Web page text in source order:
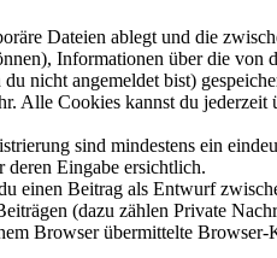
Dateien ablegt und die
Informationen über die von
nicht angemeldet bist)
Alle Cookies kannst du
sind mindestens ein
Eingabe ersichtlich.
einen Beitrag als Entwurf
(dazu zählen Private
Browser übermittelte Browser-